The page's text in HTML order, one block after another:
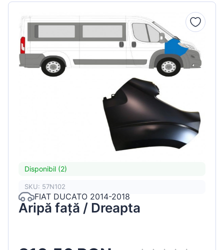
Disponibil (2)
SKU: 57N102
FIAT DUCATO 2014-2018
Aripă față / Dreapta